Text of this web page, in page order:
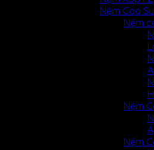
Nệm Cao Su
Nệm
Nệm
Á
Nệm